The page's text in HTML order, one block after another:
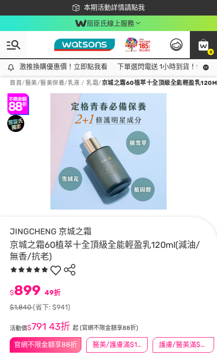
本期活動詳情請點我
下載app最高回饋$350
屈臣氏線上服務
0
激推換購優惠價！立即點我看
激推換購優惠價！立即點我看 下單選閃電送 1小時到貨！領神
首頁/醫美/醫美保養/乳液 / 乳霜/京城之霜60植萃十全頂級全能輕盈乳
JINGCHENG 京城之霜
京城之霜60植萃十全頂級全能輕盈乳120ml(減油/
無香/抗老)
官網不限金額享88折 醫美/護膚滿$1200送$200 護膚/醫美滿$600送好禮
$899 49折
$1,840(省下: $941)
活動價$791 43折 起 (官網不限金額享88折)